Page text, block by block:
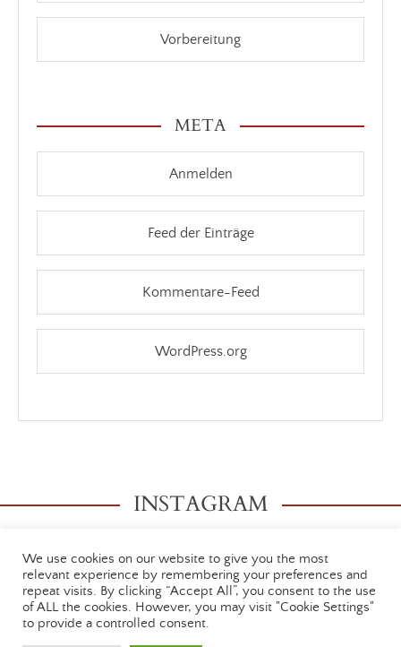
Vorbereitung
META
Anmelden
Feed der Einträge
Kommentare-Feed
WordPress.org
INSTAGRAM
We use cookies on our website to give you the most
relevant experience by remembering your preferences and
repeat visits. By clicking “Accept All”, you consent to the use
of ALL the cookies. However, you may visit "Cookie Settings"
to provide a controlled consent.